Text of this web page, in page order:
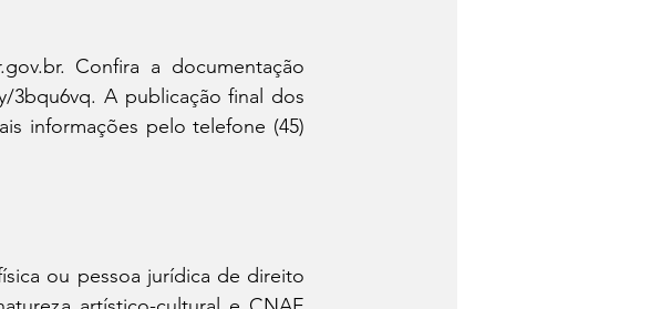
Confira a documentação
3bqu6vq. A publicação final dos
informações pelo telefone (45)
ou pessoa jurídica de direito